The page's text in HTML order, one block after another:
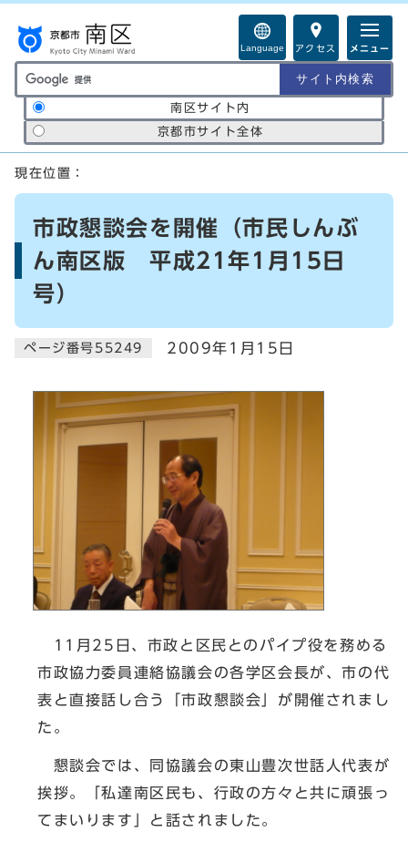
Language アクセス メニュー
サイト内検索の範囲
南区サイト内
京都市サイト全体
ここから本文です
現在位置：
市政懇談会を開催（市民しんぶ
ん南区版 平成21年1月15日
号）
ページ番号55249 2009年1月15日
11月25日、市政と区民とのパイプ役を務める
市政協力委員連絡協議会の各学区会長が、市の代
表と直接話し合う「市政懇談会」が開催されまし
た。
懇談会では、同協議会の東山豊次世話人代表が
挨拶。「私達南区民も、行政の方々と共に頑張っ
てまいります」と話されました。